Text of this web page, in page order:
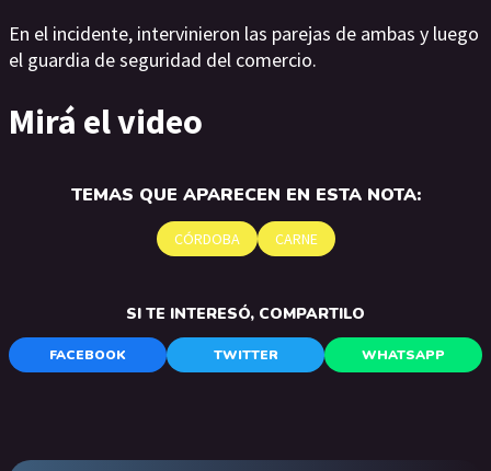
En el incidente, intervinieron las parejas de ambas y luego
el guardia de seguridad del comercio.
Mirá el video
TEMAS QUE APARECEN EN ESTA NOTA:
CÓRDOBA CARNE
SI TE INTERESÓ, COMPARTILO
FACEBOOK TWITTER WHATSAPP